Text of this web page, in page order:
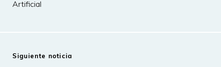
Artificial
Siguiente noticia